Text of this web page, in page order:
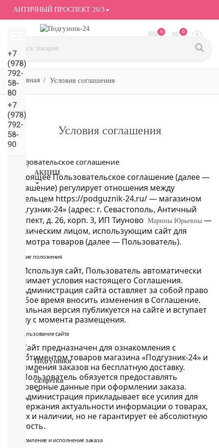
АНТИЧНЫЙ ПРОСПЕКТ 26/3
0 0
+7
(978)
792-
58-
80
+7
(978)
792-
58-
90
АКЦИИ
СМОТРЕТЬ
ВСЕ
подгузники/
подгузники-
трусики
детское
бытовая
химия
и
гигиена
Товары
для
мам
Подгузники
и
салфетки
ВСЕ
БРЕНДЫ
Салфетки,
пеленки
Подгузники-
Условия соглашения
Условия соглашения
Пользовательское соглашение
Настоящее Пользовательское соглашение (далее —
Соглашение) регулирует отношения между
владельцем https://podguznik-24.ru/ — магазином
«Подгузник-24»(адрес: г. Севастополь, Античный
проспект, д. 26, корп. 3, ИП Тиуново Марины Юрьевны —
и физическим лицом, использующим сайт для
просмотра товаров (далее — Пользователь).
1. Общие положения
1.1. Используя сайт, Пользователь автоматически
принимает условия настоящего Соглашения.
1.2. Администрация сайта оставляет за собой право
в любое время вносить изменения в Соглашение.
Актуальная версия публикуется на сайте и вступает
в силу с момента размещения.
2. Использование сайта
2.1. Сайт предназначен для ознакомления с
ассортиментом товаров магазина «Подгузник-24» и
оформления заказов на бесплатную доставку.
2.2. Пользователь обязуется предоставлять
достоверные данные при оформлении заказа.
2.3. Администрация прикладывает все усилия для
поддержания актуальности информации о товарах,
ценах и наличии, но не гарантирует её абсолютную
точность.
3. Оформление и исполнение заказа